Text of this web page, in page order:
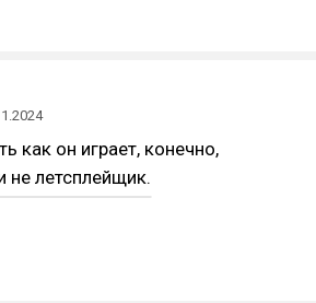
как он играет, конечно,
не летсплейщик.